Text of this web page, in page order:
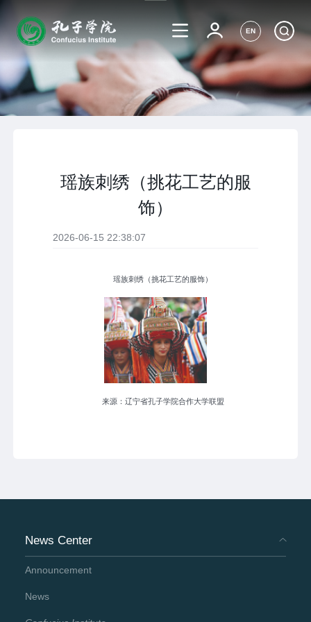
EN
瑶族刺绣（挑花工艺的服
饰）
2026-06-15 22:38:07
瑶族刺绣（挑花工艺的服饰）
来源：辽宁省孔子学院合作大学联盟
News Center
Announcement
News